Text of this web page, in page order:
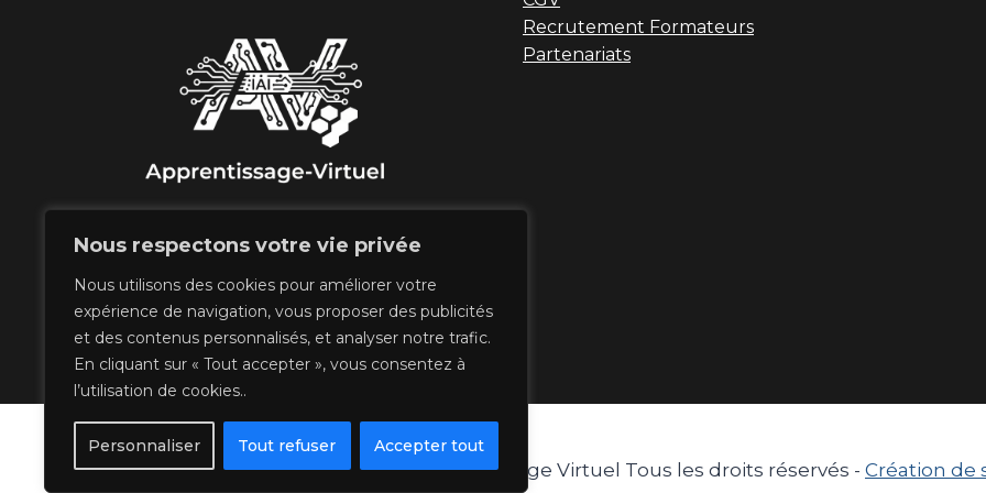
Nous respectons votre vie privée
Nous utilisons des cookies pour améliorer votre
expérience de navigation, vous proposer des publicités
et des contenus personnalisés, et analyser notre trafic.
En cliquant sur « Tout accepter », vous consentez à
l’utilisation de cookies..
Personnaliser Tout refuser Accepter tout
Recrutement Formateurs
Partenariats
© 2006 - 2026 Apprentissage Virtuel Tous les droits réservés - Création de